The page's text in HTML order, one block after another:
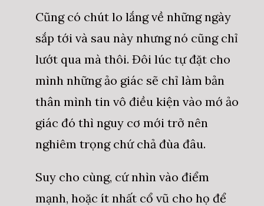
Cũng có chút lo lắng về những ngày
sắp tới và sau này nhưng nó cũng chỉ
lướt qua mà thôi. Đôi lúc tự đặt cho
mình những ảo giác sẽ chỉ làm bản
thân mình tin vô điều kiện vào mớ ảo
giác đó thì nguy cơ mới trở nên
nghiêm trọng chứ chả đùa đâu.
Suy cho cùng, cứ nhìn vào điểm
mạnh, hoặc ít nhất cổ vũ cho họ để